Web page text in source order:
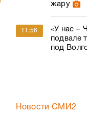
жару
11:56
«У нас –
подвале
под
Новости СМИ2